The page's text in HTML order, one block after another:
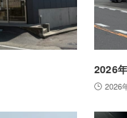
2026
2026